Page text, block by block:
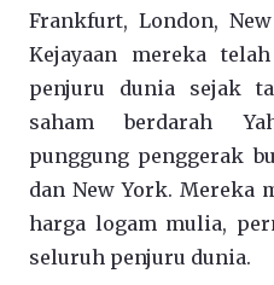
Frankfurt, London,
Kejayaan mereka
penjuru dunia sejak
saham berdarah
punggung penggerak
dan New York. Mereka
harga logam mulia,
seluruh penjuru dunia.